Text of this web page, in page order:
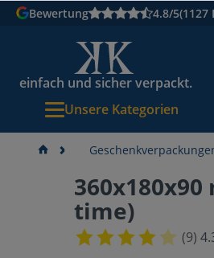
Bewertung 4.8/5(1127
einfach und sicher verpackt.
Unsere Kategorien
time)
(9)